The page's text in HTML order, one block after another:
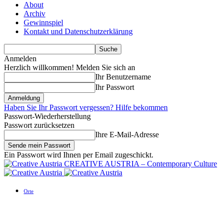
About
Archiv
Gewinnspiel
Kontakt und Datenschutzerklärung
Anmelden
Herzlich willkommen! Melden Sie sich an
Ihr Benutzername
Ihr Passwort
Haben Sie Ihr Passwort vergessen? Hilfe bekommen
Passwort-Wiederherstellung
Passwort zurücksetzen
Ihre E-Mail-Adresse
Ein Passwort wird Ihnen per Email zugeschickt.
CREATIVE AUSTRIA – Contemporary Culture
Orte